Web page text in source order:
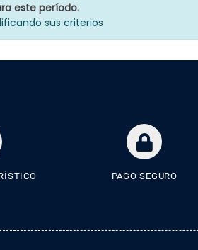
este período.
sus criterios
PAGO SEGURO